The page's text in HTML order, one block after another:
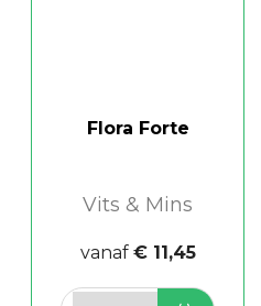
Flora Forte
Vits & Mins
vanaf € 11,45